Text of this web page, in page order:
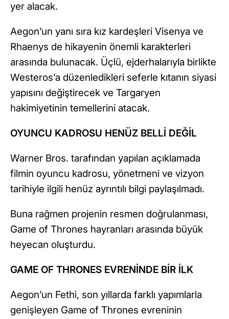
yer alacak.
Aegon’un yanı sıra kız kardeşleri Visenya ve
Rhaenys de hikayenin önemli karakterleri
arasında bulunacak. Üçlü, ejderhalarıyla birlikte
Westeros’a düzenledikleri seferle kıtanın siyasi
yapısını değiştirecek ve Targaryen
hakimiyetinin temellerini atacak.
OYUNCU KADROSU HENÜZ BELLİ DEĞİL
Warner Bros. tarafından yapılan açıklamada
filmin oyuncu kadrosu, yönetmeni ve vizyon
tarihiyle ilgili henüz ayrıntılı bilgi paylaşılmadı.
Buna rağmen projenin resmen doğrulanması,
Game of Thrones hayranları arasında büyük
heyecan oluşturdu.
GAME OF THRONES EVRENİNDE BİR İLK
Aegon’un Fethi, son yıllarda farklı yapımlarla
genişleyen Game of Thrones evreninin